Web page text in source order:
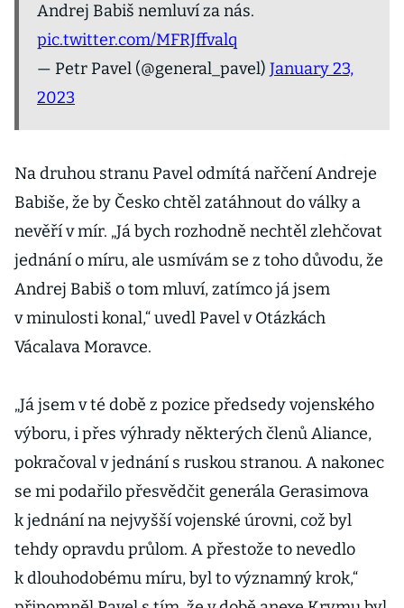
Andrej Babiš nemluví za nás.
pic.twitter.com/MFRJffvalq
— Petr Pavel (@general_pavel) January 23,
2023
Na druhou stranu Pavel odmítá nařčení Andreje
Babiše, že by Česko chtěl zatáhnout do války a
nevěří v mír. „Já bych rozhodně nechtěl zlehčovat
jednání o míru, ale usmívám se z toho důvodu, že
Andrej Babiš o tom mluví, zatímco já jsem
v minulosti konal,“ uvedl Pavel v Otázkách
Vácalava Moravce.
„Já jsem v té době z pozice předsedy vojenského
výboru, i přes výhrady některých členů Aliance,
pokračoval v jednání s ruskou stranou. A nakonec
se mi podařilo přesvědčit generála Gerasimova
k jednání na nejvyšší vojenské úrovni, což byl
tehdy opravdu průlom. A přestože to nevedlo
k dlouhodobému míru, byl to významný krok,“